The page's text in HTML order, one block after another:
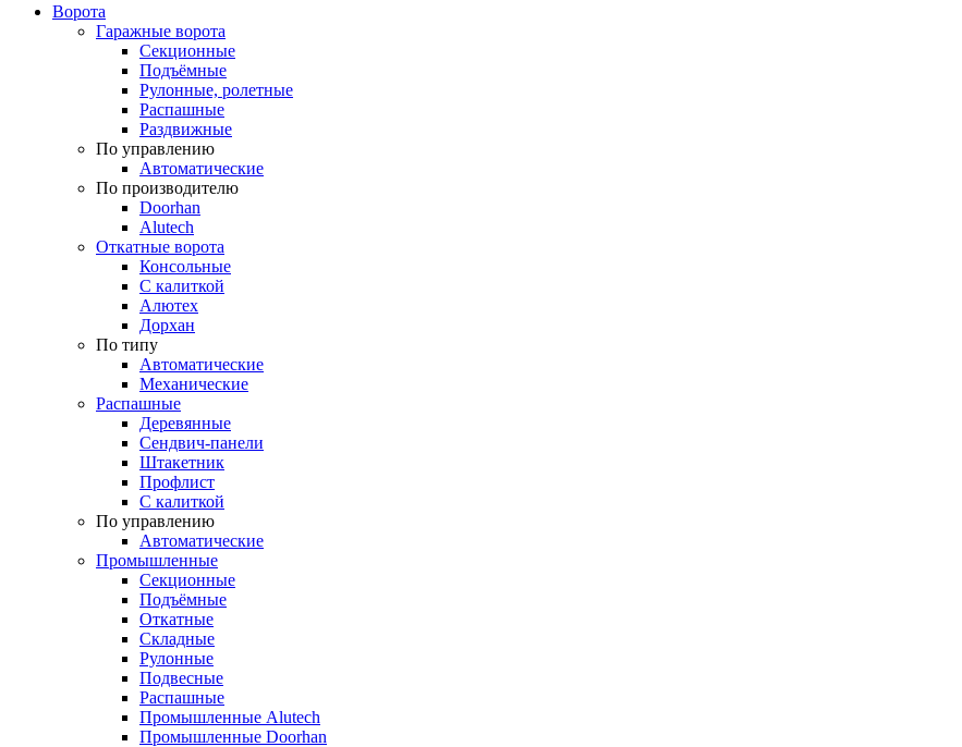
Ворота
Гаражные ворота
Секционные
Подъёмные
Рулонные, ролетные
Распашные
Раздвижные
По управлению
Автоматические
По производителю
Doorhan
Alutech
Откатные ворота
Консольные
С калиткой
Алютех
Дорхан
По типу
Автоматические
Механические
Распашные
Деревянные
Сендвич-панели
Штакетник
Профлист
С калиткой
По управлению
Автоматические
Промышленные
Секционные
Подъёмные
Откатные
Складные
Рулонные
Подвесные
Распашные
Промышленные Alutech
Промышленные Doorhan